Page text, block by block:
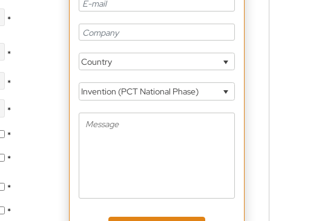
*
*
*
*
*
*
*
*
Country
Invention (PCT National Phase)